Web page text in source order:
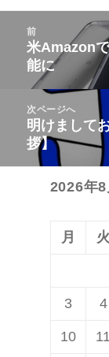
前
前
の
投
稿:
米Amazon
能に
次ページへ
次
の
投
明けまして
拶】
2026年8
月 火
3 4
10 11